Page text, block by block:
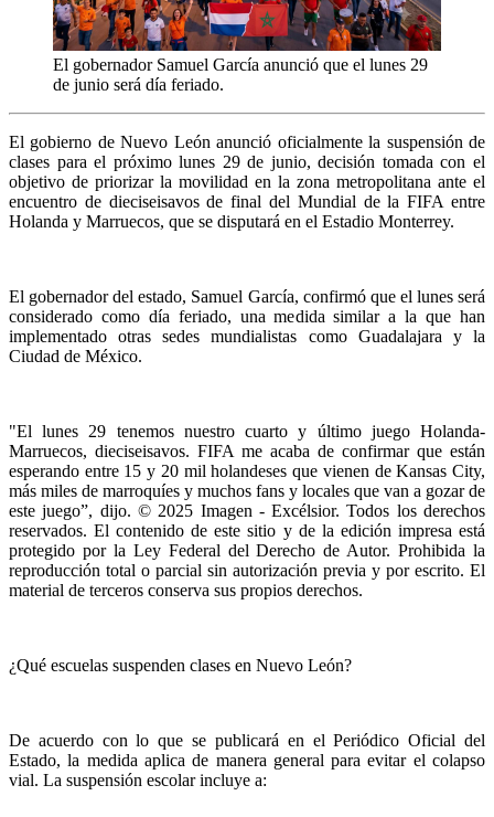
El gobernador Samuel García anunció que el lunes 29
de junio será día feriado.
El gobierno de Nuevo León anunció oficialmente la suspensión de
clases para el próximo lunes 29 de junio, decisión tomada con el
objetivo de priorizar la movilidad en la zona metropolitana ante el
encuentro de dieciseisavos de final del Mundial de la FIFA entre
Holanda y Marruecos, que se disputará en el Estadio Monterrey.
El gobernador del estado, Samuel García, confirmó que el lunes será
considerado como día feriado, una medida similar a la que han
implementado otras sedes mundialistas como Guadalajara y la
Ciudad de México.
"El lunes 29 tenemos nuestro cuarto y último juego Holanda-
Marruecos, dieciseisavos. FIFA me acaba de confirmar que están
esperando entre 15 y 20 mil holandeses que vienen de Kansas City,
más miles de marroquíes y muchos fans y locales que van a gozar de
este juego”, dijo. © 2025 Imagen - Excélsior. Todos los derechos
reservados. El contenido de este sitio y de la edición impresa está
protegido por la Ley Federal del Derecho de Autor. Prohibida la
reproducción total o parcial sin autorización previa y por escrito. El
material de terceros conserva sus propios derechos.
¿Qué escuelas suspenden clases en Nuevo León?
De acuerdo con lo que se publicará en el Periódico Oficial del
Estado, la medida aplica de manera general para evitar el colapso
vial. La suspensión escolar incluye a: